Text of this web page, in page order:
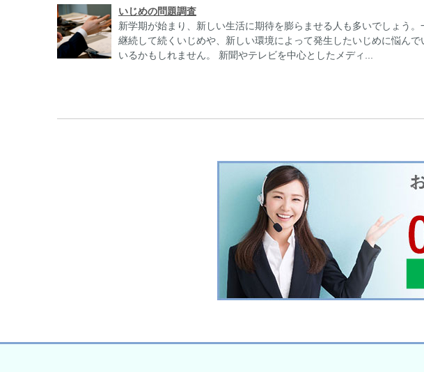
いじめの問題調査
新学期が始まり、新しい生活に期待を膨らませる人も多いでしょう。
継続して続くいじめや、新しい環境によって発生したいじめに悩んで
いるかもしれません。 新聞やテレビを中心としたメディ...